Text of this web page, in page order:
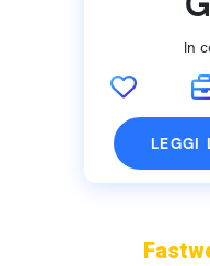
In
LEGGI